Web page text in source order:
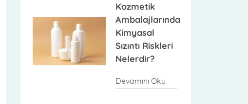
Kozmetik
Ambalajlarında
Kimyasal
Sızıntı Riskleri
Nelerdir?
Devamını Oku